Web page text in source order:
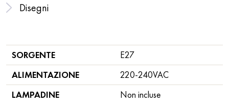
Disegni
SORGENTE
E27
ALIMENTAZIONE
220-240VAC
LAMPADINE
Non incluse